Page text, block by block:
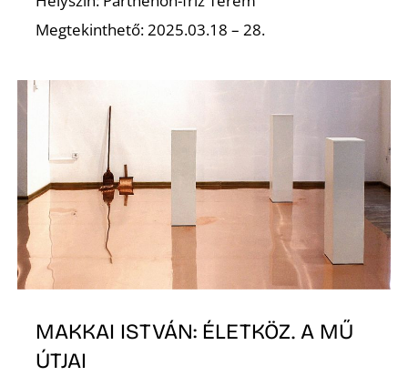
Megtekinthető: 2025.03.18 – 28.
MAKKAI ISTVÁN: ÉLETKÖZ. A MŰ
ÚTJAI